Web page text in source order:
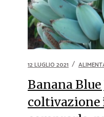
12 LUGLIO 2021
Banana Blue
coltivazione